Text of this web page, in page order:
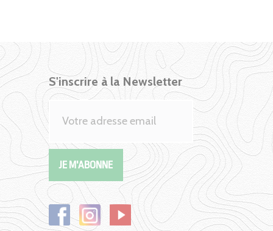
S'inscrire à la Newsletter